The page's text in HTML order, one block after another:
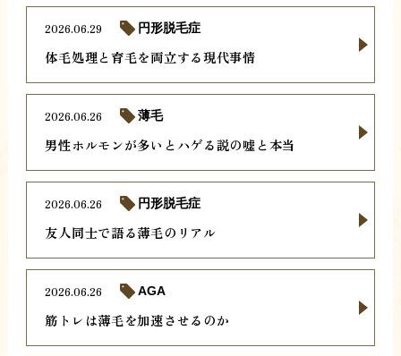
体毛処理と育毛を両立する現代事情
2026.06.29 円形脱毛症
男性ホルモンが多いとハゲる説の嘘と本当
2026.06.26 薄毛
友人同士で語る薄毛のリアル
2026.06.26 円形脱毛症
筋トレは薄毛を加速させるのか
2026.06.26 AGA